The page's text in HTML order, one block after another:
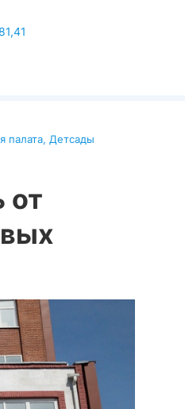
палата, Детсады
от